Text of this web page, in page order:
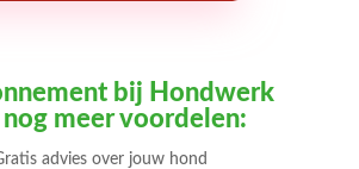
bij Hondwerk
meer voordelen:
advies over jouw hond